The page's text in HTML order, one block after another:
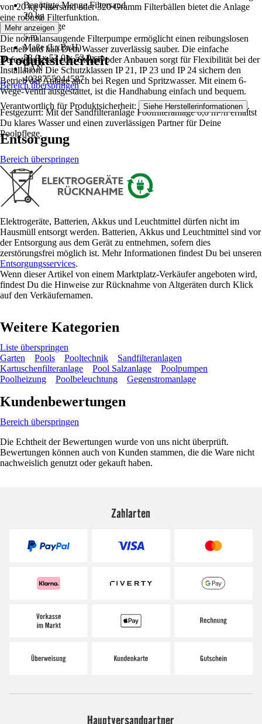
Benötigte Menge Filtersand
20 kg
Kabellänge
5 m
Maße (LxBxH)
53.0 x 53.0 x 53.0 cm
EAN
4038755044587
von 20 kg Filtersand oder 320 Gramm Filterbällen bietet die Anlage
eine robuste Filterfunktion.
Die normalansaugende Filterpumpe ermöglicht einen reibungslosen
Betrieb und hält Dein Wasser zuverlässig sauber. Die einfache
Befestigungsart zum Stellen oder Anbauen sorgt für Flexibilität bei der
Installation. Die Schutzklassen IP 21, IP 23 und IP 24 sichern den
Betrieb der Anlage auch bei Regen und Spritzwasser. Mit einem 6-
Wege-Ventil ausgestattet, ist die Handhabung einfach und bequem.
Festgezurrt: Mit der Sandfilteranlage Poolfilteranlage 6,0 m³/h erhältst
Du klares Wasser und einen zuverlässigen Partner für Deine
Poolpflege.
Mehr anzeigen
Produktsicherheit
Bereich überspringen
Verantwortlich für Produktsicherheit: Siehe Herstellerinformationen .
Entsorgung
Bereich überspringen
Elektrogeräte, Batterien, Akkus und Leuchtmittel dürfen nicht im
Hausmüll entsorgt werden. Batterien, Akkus und Leuchtmittel sind vor
der Entsorgung aus dem Gerät zu entnehmen, sofern dies
zerstörungsfrei möglich ist. Mehr Informationen findest Du bei unseren
Entsorgungsservices.
Wenn dieser Artikel von einem Marktplatz-Verkäufer angeboten wird,
findest Du die Hinweise zur Rücknahme von Altgeräten durch Klick
auf den Verkäufernamen.
Weitere Kategorien
Liste überspringen
Garten
Pools Pooltechnik
Sandfilteranlagen
Kartuschenfilteranlage
Pool Salzanlage
Poolpumpen
Poolheizung
Poolbeleuchtung Gegenstromanlage
Kundenbewertungen
Bereich überspringen
Die Echtheit der Bewertungen wurde von uns nicht überprüft.
Bewertungen können auch von Kunden stammen, die die Ware nicht
nachweislich genutzt oder gekauft haben.
Zahlarten
Hauptversandpartner